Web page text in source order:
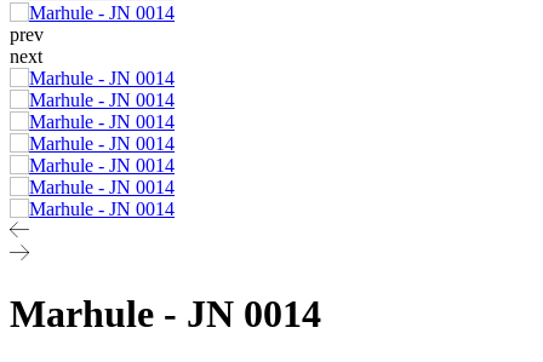
prev
next
Marhule - JN 0014